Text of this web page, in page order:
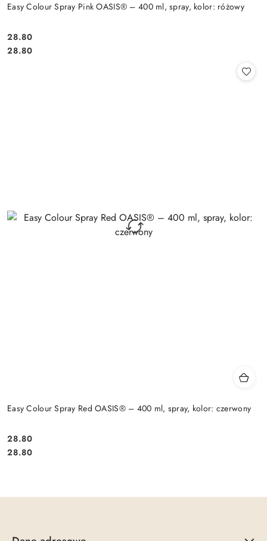
Easy Colour Spray Pink OASIS® – 400 ml, spray, kolor: różowy
Cena:
28.80
Cena:
28.80
Easy Colour Spray Red OASIS® – 400 ml, spray, kolor: czerwony
Cena:
28.80
Cena:
28.80